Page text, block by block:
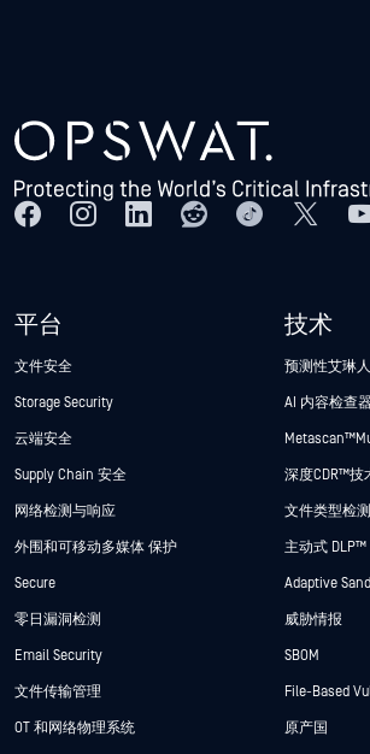
平台
文件安全
Storage Security
云端安全
Supply Chain 安全
网络检测与响应
外围和可移动多媒体 保护
Secure
零日漏洞检测
Email Security
文件传输管理
OT 和网络物理系统
技术
预测性艾琳
AI 内容检查
Metascan™
深度CDR™技
文件类型检
主动式 DLP™
Adaptive
威胁情报
SBOM
File-Based
原产国